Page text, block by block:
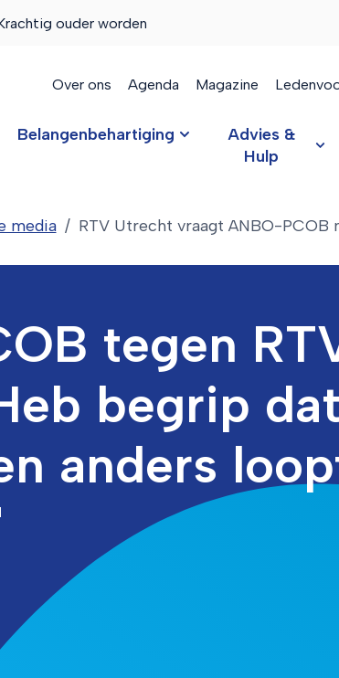
ouder worden
Over ons Agenda Magazine
Belangenbehartiging
Advies &
Hulp
media RTV Utrecht vraagt ANBO-PCOB
tegen
begrip dat
anders